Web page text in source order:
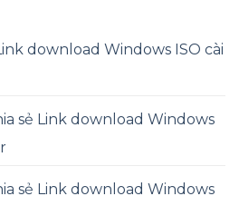
download Windows ISO cài
sẻ Link download Windows
sẻ Link download Windows